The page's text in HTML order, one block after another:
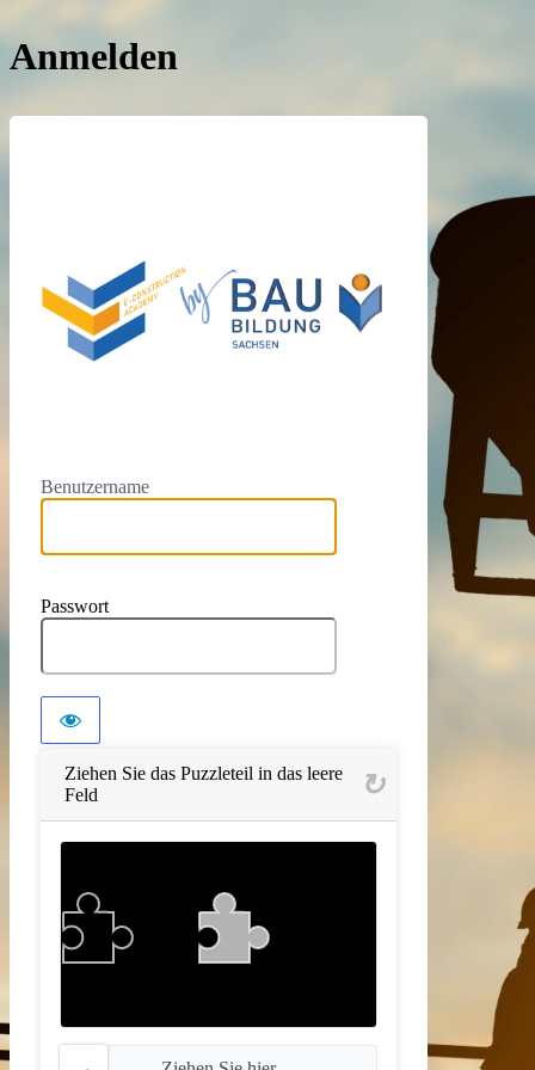
Anmelden
https://
Benutzername
Passwort
Ziehen Sie das Puzzleteil in das leere
Feld